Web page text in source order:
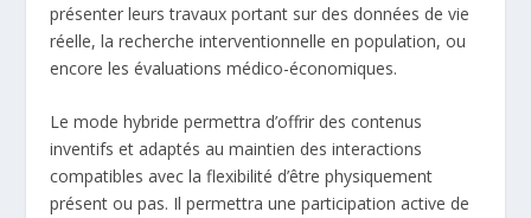
présenter leurs travaux portant sur des données de vie
réelle, la recherche interventionnelle en population, ou
encore les évaluations médico-économiques.
Le mode hybride permettra d’offrir des contenus
inventifs et adaptés au maintien des interactions
compatibles avec la flexibilité d’être physiquement
présent ou pas. Il permettra une participation active de